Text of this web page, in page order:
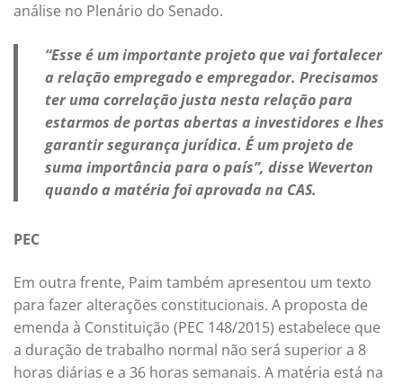
análise no Plenário do Senado.
“Esse é um importante projeto que vai fortalecer
a relação empregado e empregador. Precisamos
ter uma correlação justa nesta relação para
estarmos de portas abertas a investidores e lhes
garantir segurança jurídica. É um projeto de
suma importância para o país”, disse Weverton
quando a matéria foi aprovada na CAS.
PEC
Em outra frente, Paim também apresentou um texto
para fazer alterações constitucionais. A proposta de
emenda à Constituição (PEC 148/2015) estabelece que
a duração de trabalho normal não será superior a 8
horas diárias e a 36 horas semanais. A matéria está na